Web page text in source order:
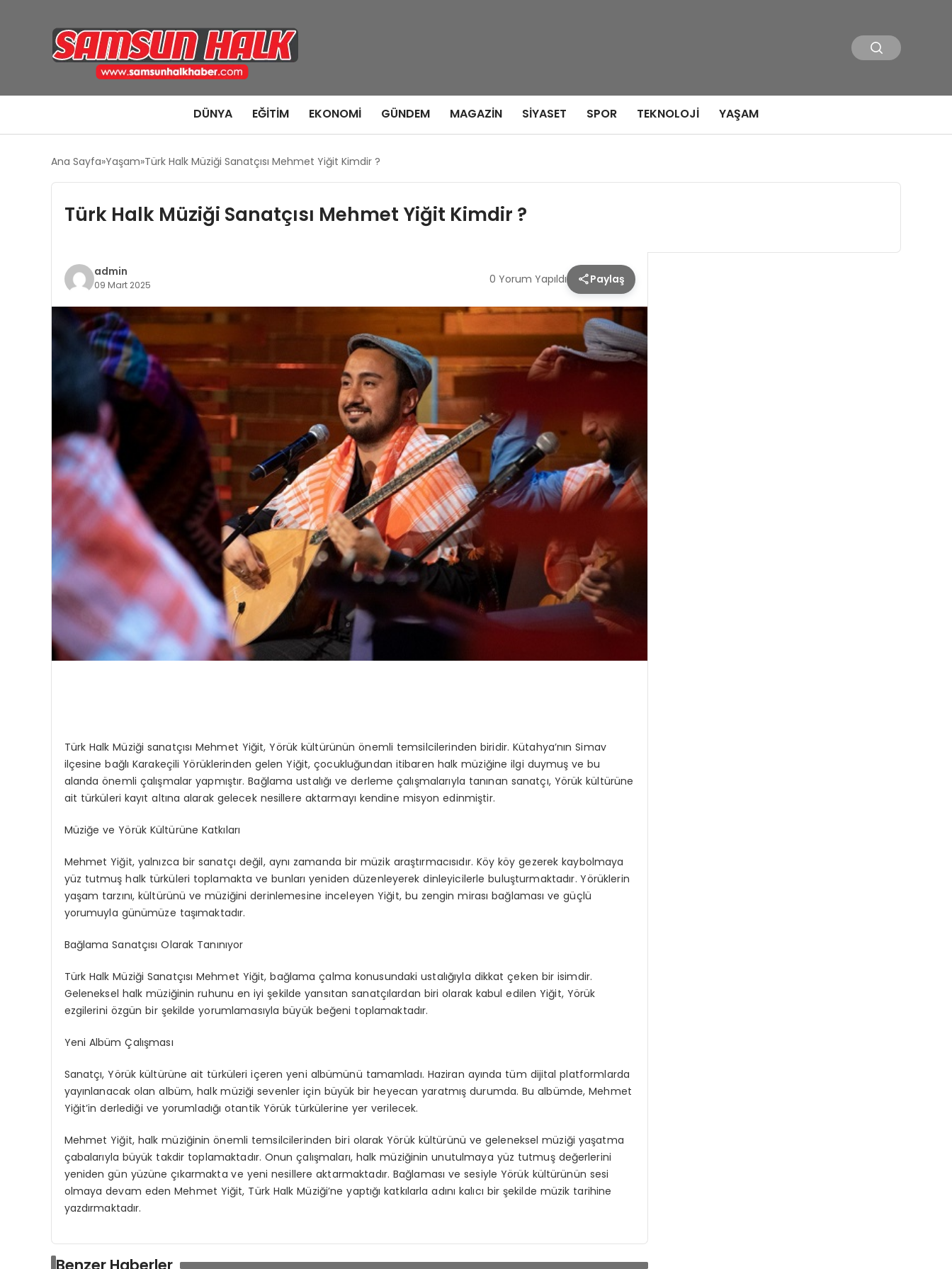
DÜNYA EĞITIM EKONOMI GÜNDEM MAGAZIN SIYASET SPOR TEKNOLOJI YAŞAM
Ana Sayfa Yaşam Türk Halk Müziği Sanatçısı Mehmet Yiğit Kimdir ?
Türk Halk Müziği Sanatçısı Mehmet Yiğit Kimdir ?
admin
09 Mart 2025 0 Yorum Yapıldı Paylaş
Türk Halk Müziği sanatçısı Mehmet Yiğit, Yörük kültürünün önemli temsilcilerinden biridir. Kütahya’nın Simav
ilçesine bağlı Karakeçili Yörüklerinden gelen Yiğit, çocukluğundan itibaren halk müziğine ilgi duymuş ve bu
alanda önemli çalışmalar yapmıştır. Bağlama ustalığı ve derleme çalışmalarıyla tanınan sanatçı, Yörük kültürüne
ait türküleri kayıt altına alarak gelecek nesillere aktarmayı kendine misyon edinmiştir.
Müziğe ve Yörük Kültürüne Katkıları
Mehmet Yiğit, yalnızca bir sanatçı değil, aynı zamanda bir müzik araştırmacısıdır. Köy köy gezerek kaybolmaya
yüz tutmuş halk türküleri toplamakta ve bunları yeniden düzenleyerek dinleyicilerle buluşturmaktadır. Yörüklerin
yaşam tarzını, kültürünü ve müziğini derinlemesine inceleyen Yiğit, bu zengin mirası bağlaması ve güçlü
yorumuyla günümüze taşımaktadır.
Bağlama Sanatçısı Olarak Tanınıyor
Türk Halk Müziği Sanatçısı Mehmet Yiğit, bağlama çalma konusundaki ustalığıyla dikkat çeken bir isimdir.
Geleneksel halk müziğinin ruhunu en iyi şekilde yansıtan sanatçılardan biri olarak kabul edilen Yiğit, Yörük
ezgilerini özgün bir şekilde yorumlamasıyla büyük beğeni toplamaktadır.
Yeni Albüm Çalışması
Sanatçı, Yörük kültürüne ait türküleri içeren yeni albümünü tamamladı. Haziran ayında tüm dijital platformlarda
yayınlanacak olan albüm, halk müziği sevenler için büyük bir heyecan yaratmış durumda. Bu albümde, Mehmet
Yiğit’in derlediği ve yorumladığı otantik Yörük türkülerine yer verilecek.
Mehmet Yiğit, halk müziğinin önemli temsilcilerinden biri olarak Yörük kültürünü ve geleneksel müziği yaşatma
çabalarıyla büyük takdir toplamaktadır. Onun çalışmaları, halk müziğinin unutulmaya yüz tutmuş değerlerini
yeniden gün yüzüne çıkarmakta ve yeni nesillere aktarmaktadır. Bağlaması ve sesiyle Yörük kültürünün sesi
olmaya devam eden Mehmet Yiğit, Türk Halk Müziği’ne yaptığı katkılarla adını kalıcı bir şekilde müzik tarihine
yazdırmaktadır.